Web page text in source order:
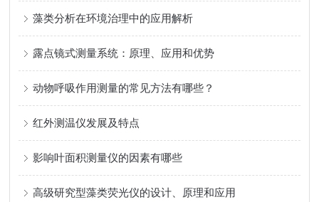
藻类分析在环境治理中的应用解析
露点镜式测量系统：原理、应用和优势
动物呼吸作用测量的常见方法有哪些？
红外测温仪发展及特点
影响叶面积测量仪的因素有哪些
高级研究型藻类荧光仪的设计、原理和应用